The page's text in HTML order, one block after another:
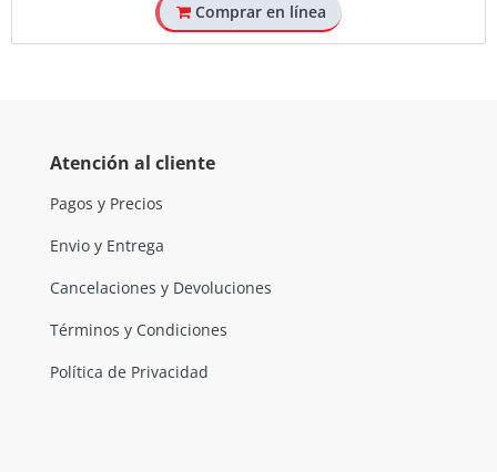
Comprar en línea
Atención al cliente
Pagos y Precios
Envio y Entrega
Cancelaciones y Devoluciones
Términos y Condiciones
Política de Privacidad